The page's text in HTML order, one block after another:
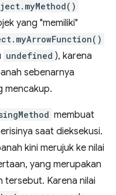
yang "memiliki"
undefined ), karena
sebenarnya
mencakup.
membuat
saat dieksekusi.
kini merujuk ke nilai
yang merupakan
tersebut. Karena nilai